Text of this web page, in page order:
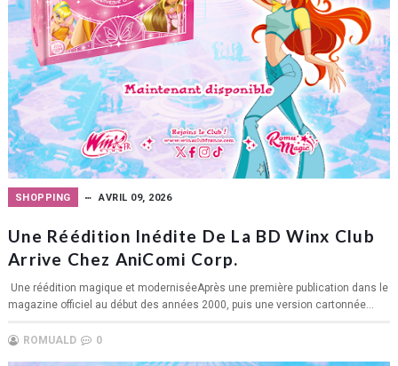
SHOPPING AVRIL 09, 2026
Une Réédition Inédite De La BD Winx Club
Arrive Chez AniComi Corp.
Une réédition magique et moderniséeAprès une première publication dans le
magazine officiel au début des années 2000, puis une version cartonnée...
ROMUALD 0